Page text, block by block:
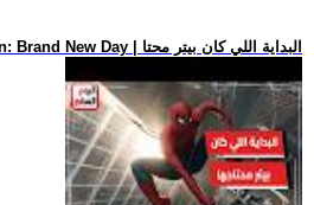
.. فيلم Spider-Man: Brand New Day | البداية اللي كان بيتر محتا